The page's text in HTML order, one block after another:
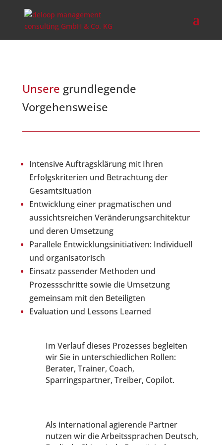
Unsere grundlegende
Vorgehensweise
Intensive Auftragsklärung mit Ihren
Erfolgskriterien und Betrachtung der
Gesamtsituation
Entwicklung einer pragmatischen und
aussichtsreichen Veränderungsarchitektur
und deren Umsetzung
Parallele Entwicklungsinitiativen: Individuell
und organisatorisch
Einsatz passender Methoden und
Prozessschritte sowie die Umsetzung
gemeinsam mit den Beteiligten
Evaluation und Lessons Learned
Im Verlauf dieses Prozesses begleiten
wir Sie in unterschiedlichen Rollen:
Berater, Trainer, Coach,
Sparringspartner, Treiber, Copilot.
Als international agierende Partner
nutzen wir die Arbeitssprachen Deutsch,